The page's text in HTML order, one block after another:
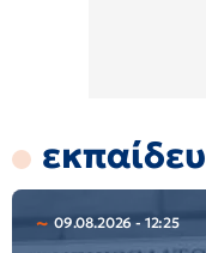
09.08.2026 - 12:25